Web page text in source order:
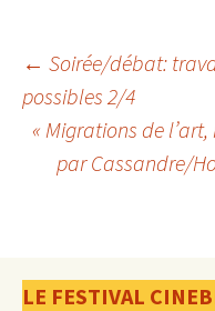
des
← Soirée/débat:
possibles 2/4
« Migrations de
par Cassandre/
LE FESTIVAL